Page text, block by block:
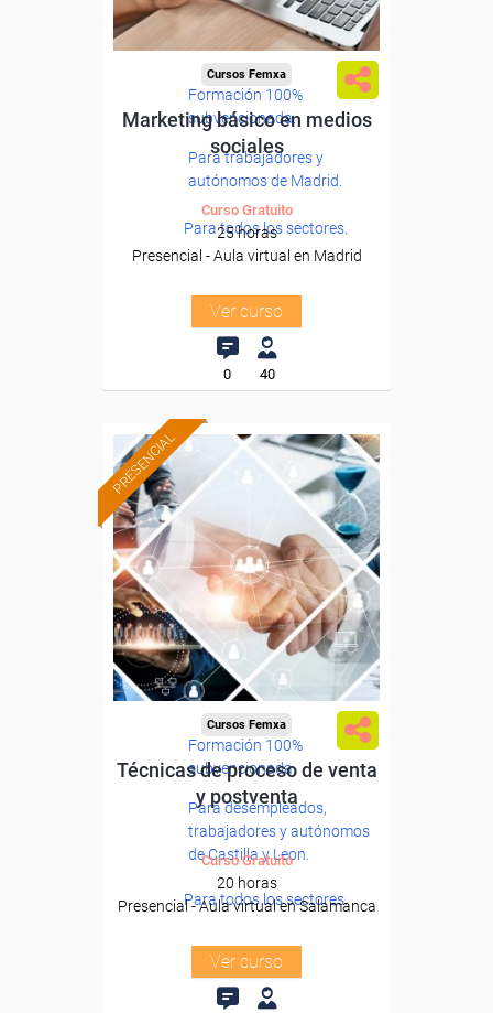
Formación 100%
subvencionada.
Para trabajadores y
autónomos de Madrid.
Para todos los sectores.
Cursos Femxa
Marketing básico en medios
sociales
Curso Gratuito
25 horas
Presencial - Aula virtual en Madrid
Ver curso
0 40
PRESENCIAL
Formación 100%
subvencionada.
Para desempleados,
trabajadores y autónomos
de Castilla y Leon.
Para todos los sectores.
Cursos Femxa
Técnicas de proceso de venta
y postventa
Curso Gratuito
20 horas
Presencial - Aula virtual en Salamanca
Ver curso